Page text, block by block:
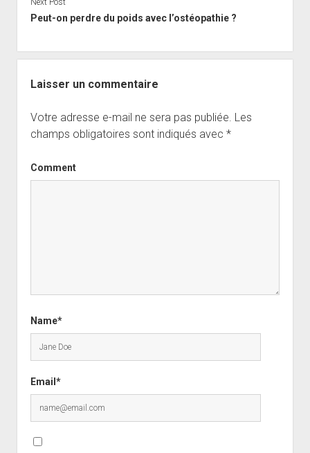
Next Post
Peut-on perdre du poids avec l’ostéopathie ?
Laisser un commentaire
Votre adresse e-mail ne sera pas publiée. Les
champs obligatoires sont indiqués avec *
Comment
Name*
Email*